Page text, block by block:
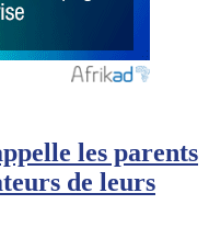
les parents
de leurs